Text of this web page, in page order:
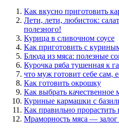
Как вкусно приготовить
Лети, лети, любисток:
полезного!
Курица в сливочном соусе
Как приготовить с
Блюда из мяса: полезные
Курочка ряба тушенная к
что муж готовит себе сам,
Как готовить окрошку
Как выбрать качественное
Куриные кармашки с
Как правильно
Мраморность мяса — залог